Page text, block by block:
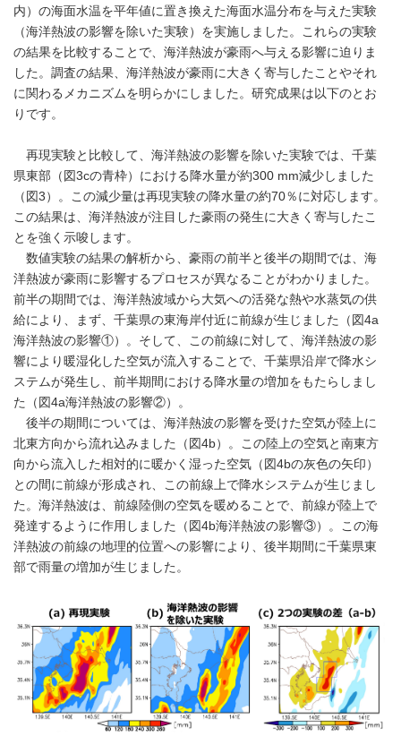
内）の海面水温を平年値に置き換えた海面水温分布を与えた実験
（海洋熱波の影響を除いた実験）を実施しました。これらの実験
の結果を比較することで、海洋熱波が豪雨へ与える影響に迫りま
した。調査の結果、海洋熱波が豪雨に大きく寄与したことやそれ
に関わるメカニズムを明らかにしました。研究成果は以下のとお
りです。
再現実験と比較して、海洋熱波の影響を除いた実験では、千葉
県東部（図3cの青枠）における降水量が約300 mm減少しました
（図3）。この減少量は再現実験の降水量の約70％に対応します。
この結果は、海洋熱波が注目した豪雨の発生に大きく寄与したこ
とを強く示唆します。
数値実験の結果の解析から、豪雨の前半と後半の期間では、海
洋熱波が豪雨に影響するプロセスが異なることがわかりました。
前半の期間では、海洋熱波域から大気への活発な熱や水蒸気の供
給により、まず、千葉県の東海岸付近に前線が生じました（図4a
海洋熱波の影響①）。そして、この前線に対して、海洋熱波の影
響により暖湿化した空気が流入することで、千葉県沿岸で降水シ
ステムが発生し、前半期間における降水量の増加をもたらしまし
た（図4a海洋熱波の影響②）。
後半の期間については、海洋熱波の影響を受けた空気が陸上に
北東方向から流れ込みました（図4b）。この陸上の空気と南東方
向から流入した相対的に暖かく湿った空気（図4bの灰色の矢印）
との間に前線が形成され、この前線上で降水システムが生じまし
た。海洋熱波は、前線陸側の空気を暖めることで、前線が陸上で
発達するように作用しました（図4b海洋熱波の影響③）。この海
洋熱波の前線の地理的位置への影響により、後半期間に千葉県東
部で雨量の増加が生じました。